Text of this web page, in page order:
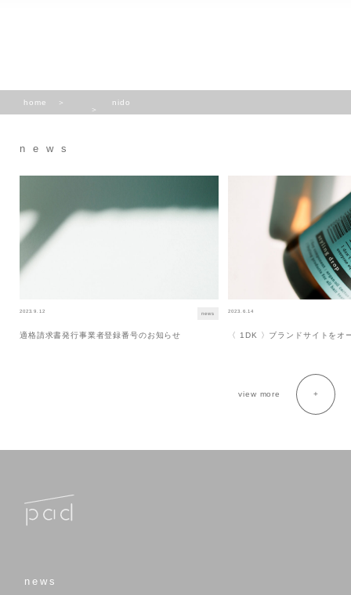
home nido
news
2023.9.12 news
適格請求書発行事業者登録番号のお知らせ
2023.6.14
〈 1DK 〉ブランドサイトをオ
view more
news